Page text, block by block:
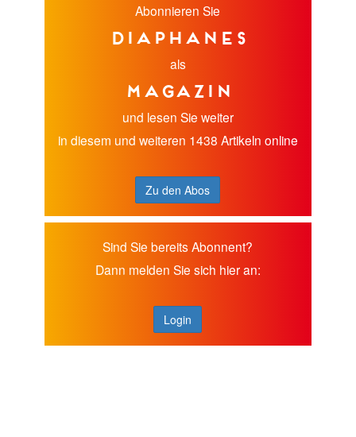
Abonnieren Sie
diaphanes
als
Magazin
und lesen Sie weiter
in diesem und weiteren 1438 Artikeln online
Zu den Abos
Sind Sie bereits Abonnent?
Dann melden Sie sich hier an:
Login